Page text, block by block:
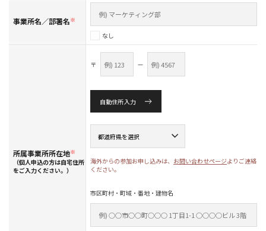
事業所名／部署名※
なし
所属事業所所在地※
（個人申込の方は自宅住所
をご入力ください。）
〒 —
自動住所入力
海外からの参加お申し込みは、 お問い合わせページよりご連絡
ください。
市区町村・町域・番地・建物名